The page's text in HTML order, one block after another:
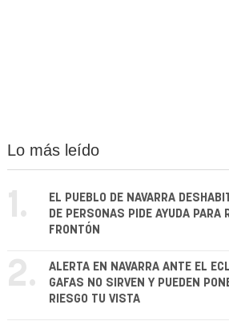
Lo más leído
1.
EL PUEBLO DE NAVARRA
DE PERSONAS PIDE AYUDA PARA
FRONTÓN
2.
ALERTA EN NAVARRA ANTE EL
GAFAS NO SIRVEN Y PUEDEN
RIESGO TU VISTA